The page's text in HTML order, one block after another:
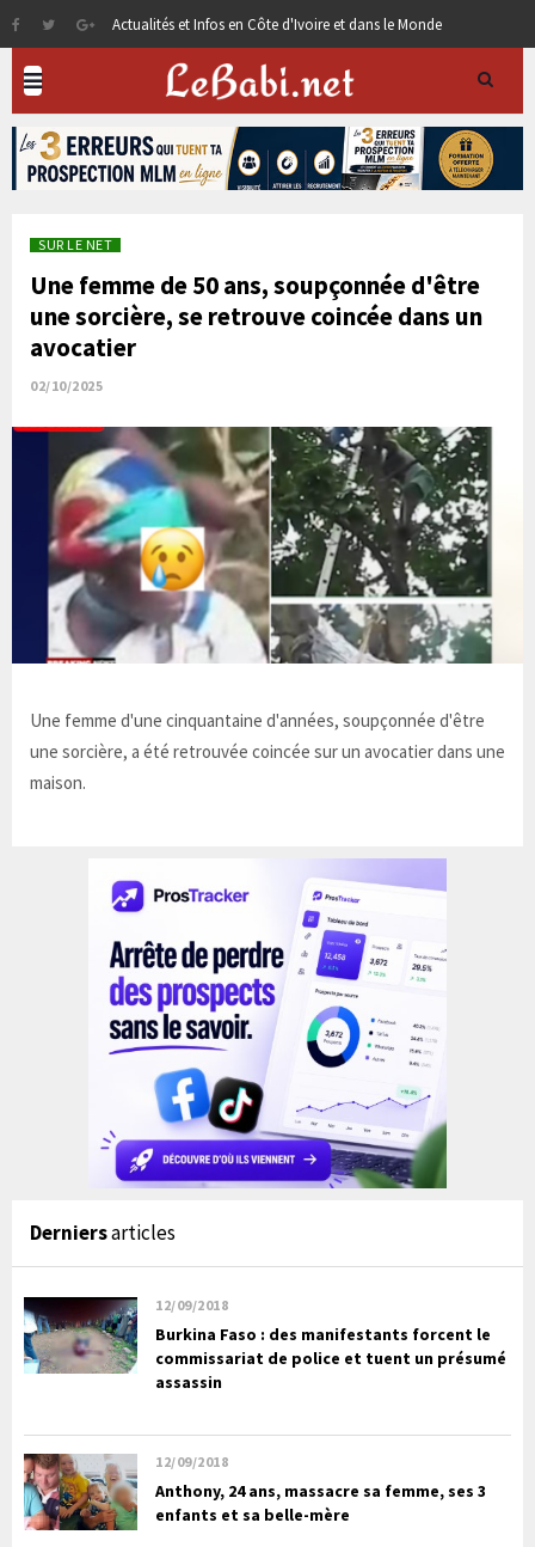
Actualités et Infos en Côte d'Ivoire et dans le Monde
SUR LE NET
Une femme de 50 ans, soupçonnée d'être
une sorcière, se retrouve coincée dans un
avocatier
02/10/2025
Une femme d'une cinquantaine d'années, soupçonnée d'être
une sorcière, a été retrouvée coincée sur un avocatier dans une
maison.
Derniersarticles
12/09/2018
Burkina Faso : des manifestants forcent le
commissariat de police et tuent un présumé
assassin
12/09/2018
Anthony, 24 ans, massacre sa femme, ses 3
enfants et sa belle-mère